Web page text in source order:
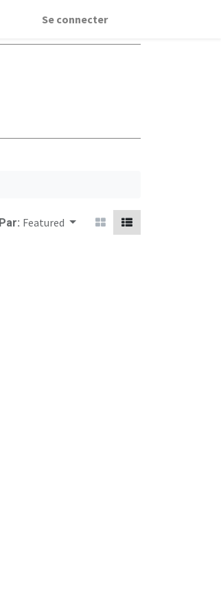
Se connecter
Featured